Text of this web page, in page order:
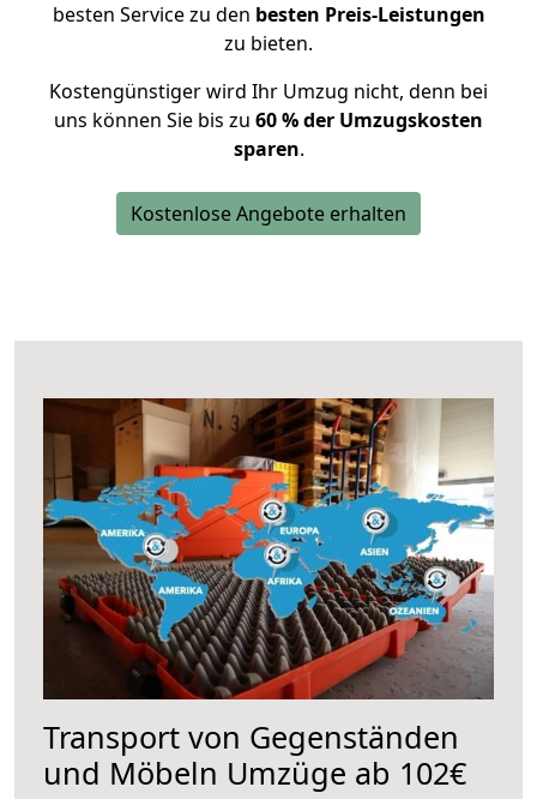
besten Service zu den besten Preis-Leistungen
zu bieten.
Kostengünstiger wird Ihr Umzug nicht, denn bei
uns können Sie bis zu 60 % der Umzugskosten
sparen.
Kostenlose Angebote erhalten
Transport von Gegenständen
und Möbeln Umzüge ab 102€